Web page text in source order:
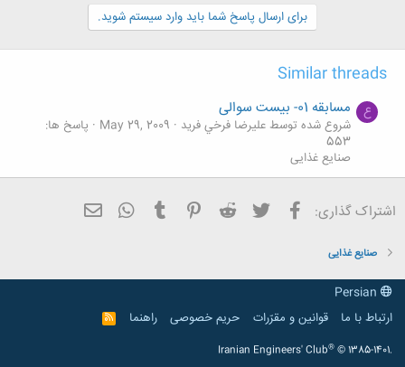
برای ارسال پاسخ شما باید وارد سیستم شوید.
Similar threads
ع مسابقه 01- بیست سوالی
شروع شده توسط عليرضا فرخي فريد May 29, 2009
پاسخ ها:
553
صنایع غذایی
اشتراک گذاری: فیسبوک تویتر Reddit
Pinterest
Tumblr
WhatsApp
صنایع غذایی
ارتباط با ما
قوانین و مقرّرات حریم خصوصی راهنما
R
S
Iranian Engineers' Club® © 1385-1401.